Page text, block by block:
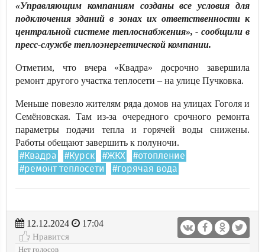
«Управляющим компаниям созданы все условия для
подключения зданий в зонах их ответственности к
центральной системе теплоснабжения», - сообщили в
пресс-службе теплоэнергетической компании.
Отметим, что вчера «Квадра» досрочно завершила
ремонт другого участка теплосети – на улице Пучковка.
Меньше повезло жителям ряда домов на улицах Гоголя и
Семёновская. Там из-за очередного срочного ремонта
параметры подачи тепла и горячей воды снижены.
Работы обещают завершить к полуночи.
#Квадра #Курск #ЖКХ
#отопление
#ремонт теплосети
#горячая вода
12.12.2024
17:04
Нравится
Нет голосов